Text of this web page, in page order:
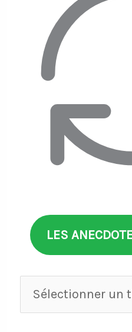
LES
Anecdotes
par